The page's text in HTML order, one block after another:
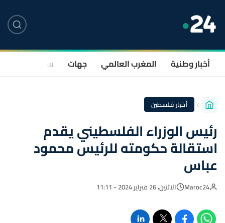
أخبار وطنية المغرب العالمي جهات سياسة
أخبار فلسطين
رئيس الوزراء الفلسطيني يقدم
استقالة حكومته للرئيس محمود
عباس
Maroc24 الاثنين، 26 فبراير 2024 - 11:11